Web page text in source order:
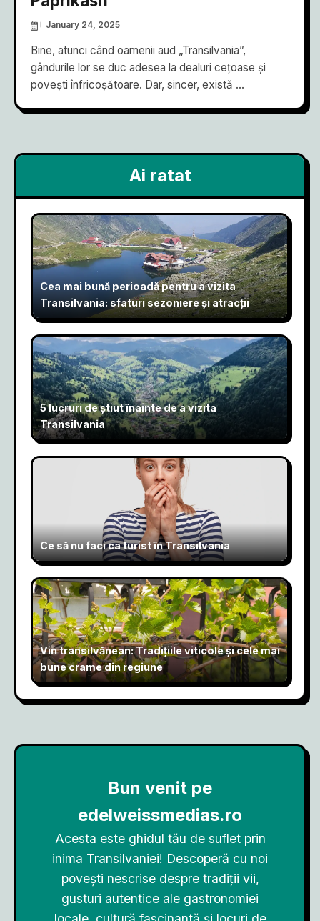
January 24, 2025
Bine, atunci când oamenii aud „Transilvania”,
gândurile lor se duc adesea la dealuri cețoase și
povești înfricoșătoare. Dar, sincer, există ...
Ai ratat
Cea mai bună perioadă pentru a vizita
Transilvania: sfaturi sezoniere și atracții
5 lucruri de știut înainte de a vizita
Transilvania
Ce să nu faci ca turist în Transilvania
Vin transilvănean: Tradițiile viticole și cele mai
bune crame din regiune
Bun venit pe
edelweissmedias.ro
Acesta este ghidul tău de suflet prin
inima Transilvaniei! Descoperă cu noi
povești nescrise despre tradiții vii,
gusturi autentice ale gastronomiei